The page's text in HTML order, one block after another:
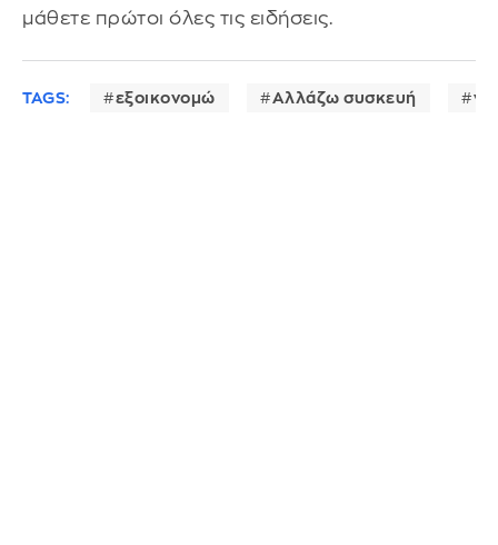
μάθετε πρώτοι όλες τις ειδήσεις.
TAGS: εξοικονομώ Αλλάζω συσκευή